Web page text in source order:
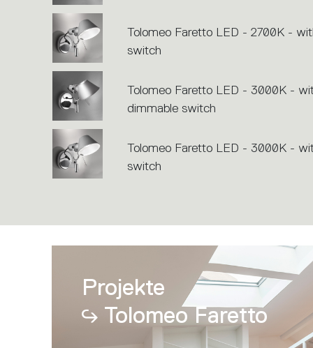
Tolomeo Faretto LED - 2700K -
switch
Tolomeo Faretto LED - 3000K -
dimmable switch
Tolomeo Faretto LED - 3000K -
switch
Projekte
Tolomeo Faretto